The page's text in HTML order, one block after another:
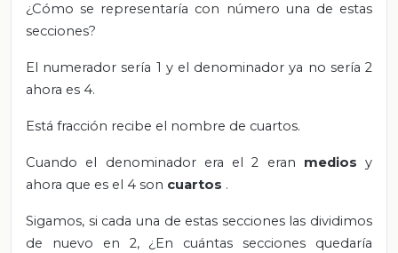
¿Cómo se representaría con número una de estas
secciones?
El numerador sería 1 y el denominador ya no sería 2
ahora es 4.
Está fracción recibe el nombre de cuartos.
Cuando el denominador era el 2 eran medios y
ahora que es el 4 son cuartos .
Sigamos, si cada una de estas secciones las dividimos
de nuevo en 2, ¿En cuántas secciones quedaría